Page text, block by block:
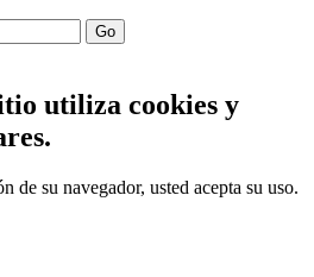
Go
utiliza cookies y
de su navegador, usted acepta su uso.